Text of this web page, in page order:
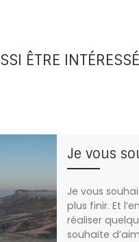
ÊTRE
Je vous
Je vous
plus finir. Et
réaliser
souhaite